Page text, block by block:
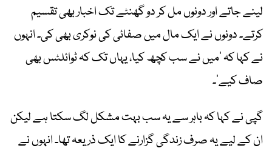
لینے جاتے اور دونوں مل کر دو گھنٹے تک اخبار بھی تقسیم
کرتے۔ دونوں نے ایک مال میں صفائی کی نوکری بھی کی۔ انہوں
نے کہا کہ ’میں نے سب کچھ کیا، یہاں تک کہ ٹوائلٹس بھی
صاف کیے‘۔
گپی نے کہا کہ باہر سے یہ سب بہت مشکل لگ سکتا ہے لیکن
ان کے لیے یہ صرف زندگی گزارنے کا ایک ذریعہ تھا۔ انہوں نے